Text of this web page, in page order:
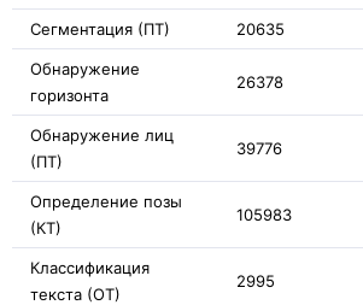
Сегментация (ПТ) 20635
Обнаружение
горизонта
26378
Обнаружение лиц
(ПТ)
39776
Определение позы
(КТ)
105983
Классификация
текста (ОТ)
2995